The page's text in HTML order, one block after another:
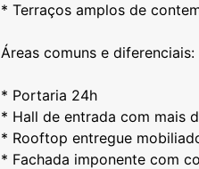
* Terraços amplos de
Áreas comuns e diferenciais:
* Portaria 24h
* Hall de entrada com mais
* Rooftop entregue
* Fachada imponente com